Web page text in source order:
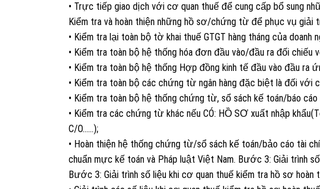
• Trực tiếp giao dịch với cơ quan thuế để cung cấp bổ sung
Kiểm tra và hoàn thiện những hồ sơ/chứng từ để phục vụ giải
• Kiểm tra lại toàn bộ tờ khai thuế GTGT hàng tháng của doanh
• Kiểm tra toàn bộ hệ thống hóa đơn đầu vào/đầu ra đối chiếu
• Kiểm tra toàn bộ hệ thống Hợp đồng kinh tế đầu vào đầu ra
• Kiểm tra toàn bộ các chứng từ ngân hàng đặc biệt là đối với
• Kiểm tra toàn bộ hệ thống chứng từ, sổ sách kế toán/báo
• Kiểm tra các chứng từ khác nếu CÓ: HỒ SƠ xuất nhập
C/O……);
• Hoàn thiện hệ thống chứng từ/sổ sách kế toán/bảo cáo tài
chuẩn mực kế toán và Pháp luật Việt Nam. Bước 3: Giải trình
Bước 3: Giải trình số liệu khi cơ quan thuế kiểm tra hồ sơ hoàn